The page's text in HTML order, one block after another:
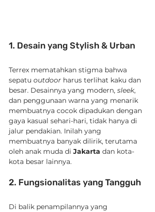
1. Desain yang Stylish & Urban
Terrex mematahkan stigma bahwa
sepatu outdoor harus terlihat kaku dan
besar. Desainnya yang modern, sleek,
dan penggunaan warna yang menarik
membuatnya cocok dipadukan dengan
gaya kasual sehari-hari, tidak hanya di
jalur pendakian. Inilah yang
membuatnya banyak dilirik, terutama
oleh anak muda di Jakarta dan kota-
kota besar lainnya.
2. Fungsionalitas yang Tangguh
Di balik penampilannya yang